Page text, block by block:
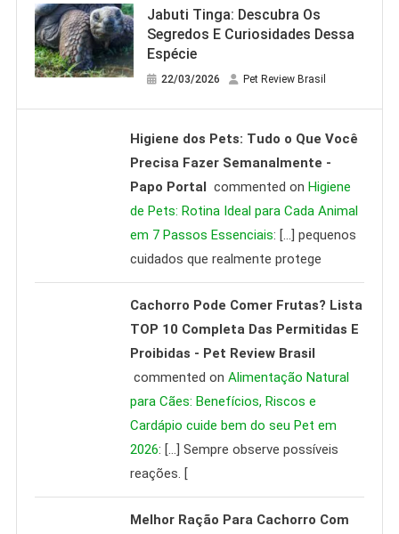
Jabuti Tinga: Descubra Os
Segredos E Curiosidades Dessa
Espécie
22/03/2026 Pet Review Brasil
Higiene dos Pets: Tudo o Que Você
Precisa Fazer Semanalmente -
Papo Portal commented onHigiene
de Pets: Rotina Ideal para Cada Animal
em 7 Passos Essenciais: […] pequenos
cuidados que realmente protege
Cachorro Pode Comer Frutas? Lista
TOP 10 Completa Das Permitidas E
Proibidas - Pet Review Brasil
commented onAlimentação Natural
para Cães: Benefícios, Riscos e
Cardápio cuide bem do seu Pet em
2026: […] Sempre observe possíveis
reações. [
Melhor Ração Para Cachorro Com